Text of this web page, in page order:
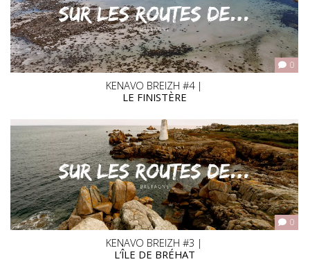
0
KENAVO BREIZH #4 |
LE FINISTÈRE
0
KENAVO BREIZH #3 |
L’ÎLE DE BRÉHAT